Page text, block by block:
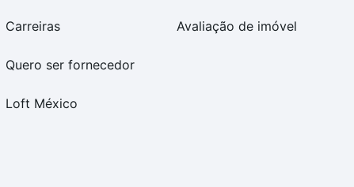
Carreiras
Quero ser fornecedor
Loft México
Avaliação de imóvel